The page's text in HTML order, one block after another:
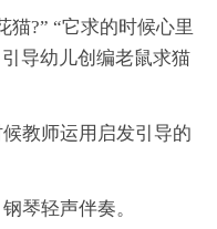
猫?” “它求的时候心里
导幼儿创编老鼠求猫
教师运用启发引导的
琴轻声伴奏。